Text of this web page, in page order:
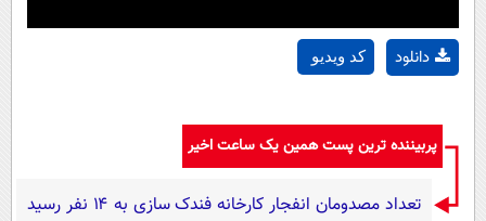
کد ویدیو دانلود
پربیننده ترین پست همین یک ساعت اخیر
تعداد مصدومان انفجار کارخانه فندک سازی به ۱۴ نفر رسید